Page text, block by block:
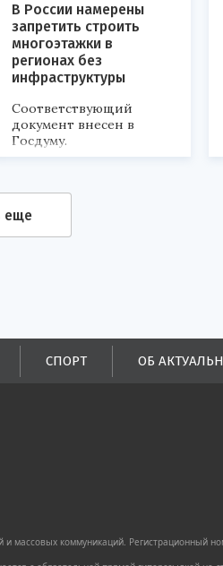
В России намерены
запретить строить
многоэтажки в
регионах без
инфраструктуры
Соответствующий
документ внесен в
Госдуму.
еще
СПОРТ ОБ
массовых коммуникаций. Регистрационный